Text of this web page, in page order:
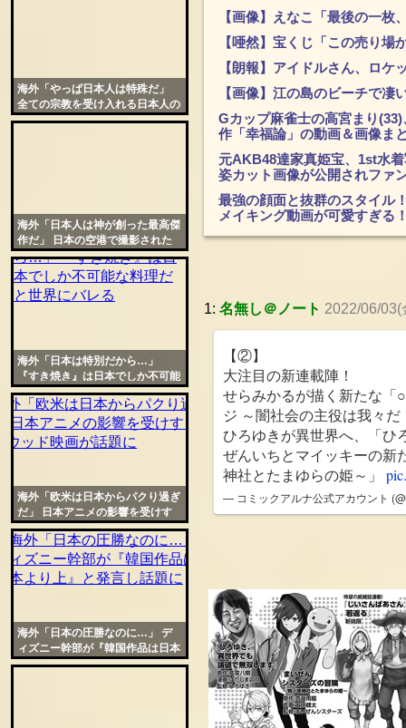
【画像】えなこ「最後の一枚
【唖然】宝くじ「この売り
【朗報】アイドルさん、ロケ
【画像】江の島のビーチで凄
Gカップ麻雀士の高宮まり
作「幸福論」の動画＆画像ま
元AKB48達家真姫宝、1st水
姿カット画像が公開されファ
最強の顔面と抜群のスタイル
メイキング動画が可愛すぎる
1: 名無し＠ノート 2022/06/03(
【②】
大注目の新連載陣！
せらみかるが描く新たな「
ジ ～闇社会の主役は我々だ
ひろゆきが異世界へ、「ひ
ぜんいちとマイッキーの新
神社とたまゆらの姫～」
— コミックアルナ公式アカウント
海外「やっぱ日本人は特殊だ」
全ての宗教を受け入れる日本人の
特別な宗教観が話題に
海外「日本人は神が創った最高傑
作だ」 日本の空港で撮影された
映像が世界的な話題に
海外「日本は特別だから…」
『すき焼き』は日本でしか不可能
な料理だと世界にバレる
海外「欧米は日本からパクり過ぎ
だ」 日本アニメの影響を受けす
ぎたハリウッド映画が話題に
海外「日本の圧勝なのに…」 デ
ィズニー幹部が『韓国作品は日本
より上』と発言し話題に